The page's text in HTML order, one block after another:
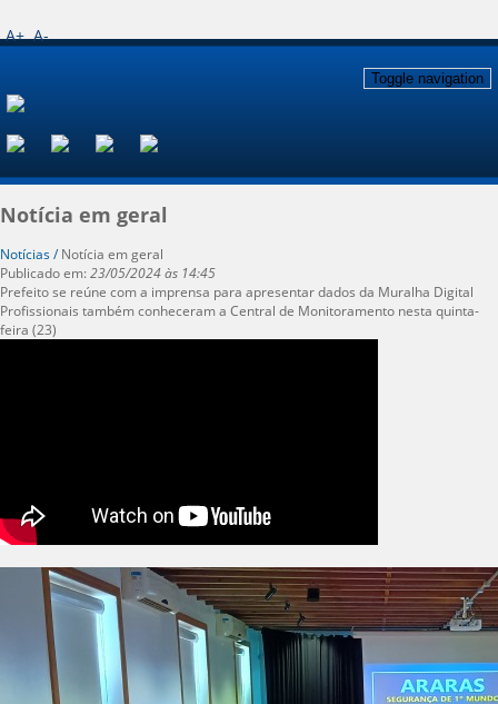
A+ A-
Toggle navigation
Notícia em geral
Notícias /Notícia em geral
Publicado em:23/05/2024 às 14:45
Prefeito se reúne com a imprensa para apresentar dados da Muralha Digital
Profissionais também conheceram a Central de Monitoramento nesta quinta-
feira (23)